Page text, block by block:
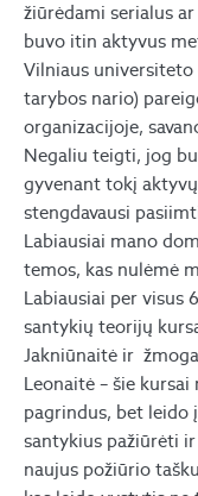
žiūrėdami serialus
buvo itin aktyvus
Vilniaus universiteto
tarybos nario)
organizacijoje,
Negaliu teigti, jog
gyvenant tokį
stengdavausi
Labiausiai mano
temos, kas nulėmė
Labiausiai per visus
santykių teorijų
Jakniūnaitė ir
Leonaitė – šie
pagrindus, bet
santykius pažiūrėti
naujus požiūrio